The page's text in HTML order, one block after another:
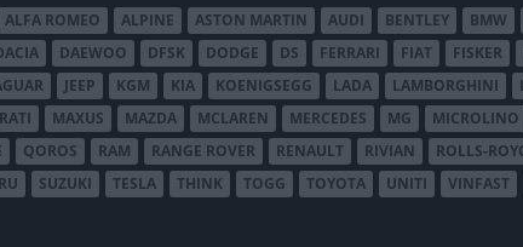
ALFA ROMEO ALPINE ASTON MARTIN AUDI BENTLEY BMW
DAEWOO DFSK DODGE DS FERRARI FIAT FISKER
JEEP KGM KIA KOENIGSEGG LADA LAMBORGHINI
MAXUS MAZDA MCLAREN MERCEDES MG MICROLINO
QOROS RAM RANGE ROVER RENAULT RIVIAN ROLLS-
SUZUKI TESLA THINK TOGG TOYOTA UNITI VINFAST